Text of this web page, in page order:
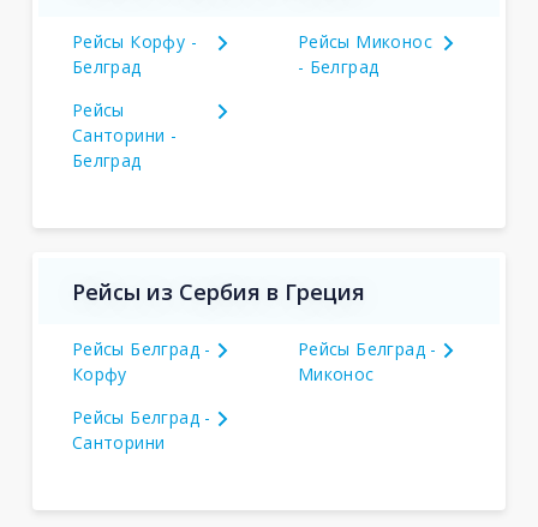
Рейсы Корфу -
Белград
Рейсы Миконос
- Белград
Рейсы
Санторини -
Белград
Рейсы из Сербия в Греция
Рейсы Белград -
Корфу
Рейсы Белград -
Миконос
Рейсы Белград -
Санторини